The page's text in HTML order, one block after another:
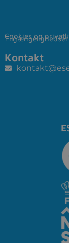
Cookies og
Kontakt